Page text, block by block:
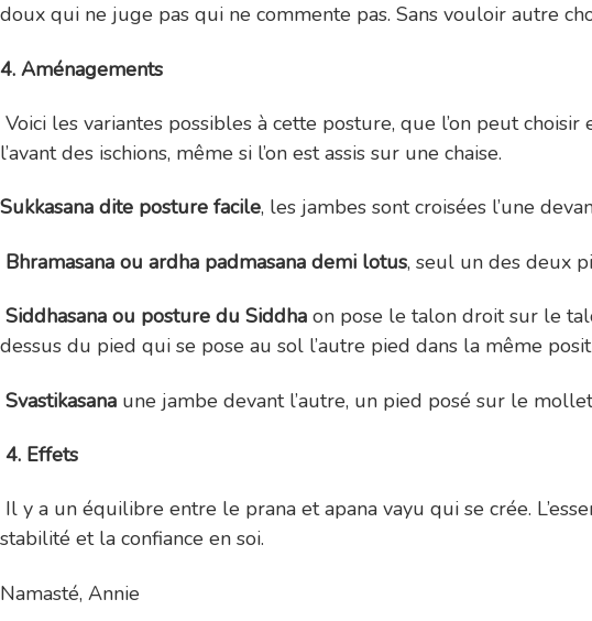
doux qui ne juge pas qui ne commente pas. Sans vouloir autre
4. Aménagements
Voici les variantes possibles à cette posture, que l’on peut
l’avant des ischions, même si l’on est assis sur une chaise.
Sukkasana dite posture facile, les jambes sont croisées l’une
Bhramasana ou ardha padmasana demi lotus, seul un des deux
Siddhasana ou posture du Siddha on pose le talon droit sur le
dessus du pied qui se pose au sol l’autre pied dans la même
Svastikasana une jambe devant l’autre, un pied posé sur le
4. Effets
Il y a un équilibre entre le prana et apana vayu qui se crée.
stabilité et la confiance en soi.
Namasté, Annie